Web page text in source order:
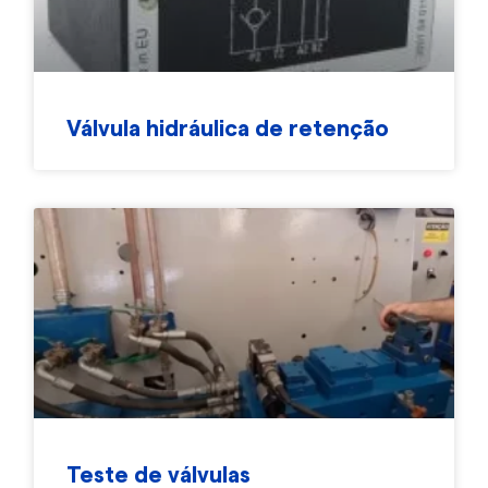
Válvula hidráulica de retenção
Teste de válvulas